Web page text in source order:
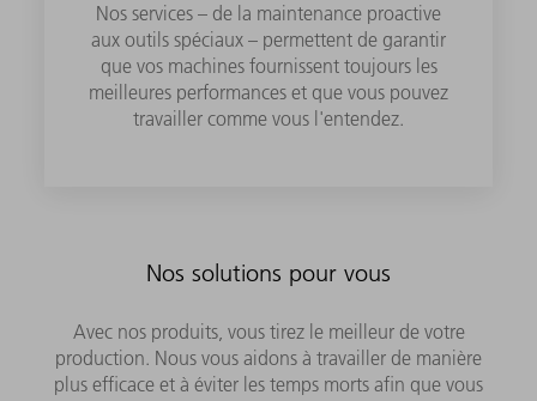
Nos services – de la maintenance proactive
aux outils spéciaux – permettent de garantir
que vos machines fournissent toujours les
meilleures performances et que vous pouvez
travailler comme vous l'entendez.
Nos solutions pour vous
Avec nos produits, vous tirez le meilleur de votre
production. Nous vous aidons à travailler de manière
plus efficace et à éviter les temps morts afin que vous